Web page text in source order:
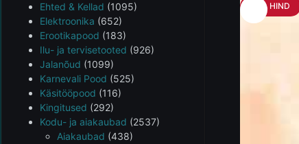
HEA HIND
Ehted & Kellad (1095)
Elektroonika (652)
Erootikapood (183)
Ilu- ja tervisetooted (926)
Jalanõud (1099)
Karnevali Pood (525)
Käsitööpood (116)
Kingitused (292)
Kodu- ja aiakaubad (2537)
Aiakaubad (438)